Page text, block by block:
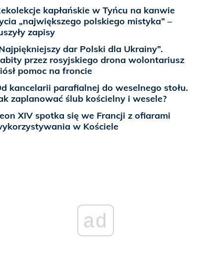
kapłańskie w Tyńcu na kanwie
„największego polskiego mistyka” –
zapisy
dar Polski dla Ukrainy”.
przez rosyjskiego drona wolontariusz
pomoc na froncie
kancelarii parafialnej do weselnego stołu.
zaplanować ślub kościelny i wesele?
XIV spotka się we Francji z ofiarami
w Kościele
ad